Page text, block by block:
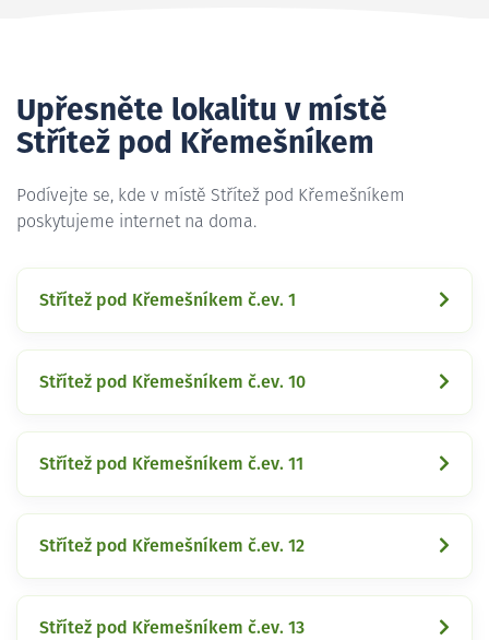
Upřesněte lokalitu v místě
Střítež pod Křemešníkem
Podívejte se, kde v místě Střítež pod Křemešníkem
poskytujeme internet na doma.
Střítež pod Křemešníkem č.ev. 1
Střítež pod Křemešníkem č.ev. 10
Střítež pod Křemešníkem č.ev. 11
Střítež pod Křemešníkem č.ev. 12
Střítež pod Křemešníkem č.ev. 13